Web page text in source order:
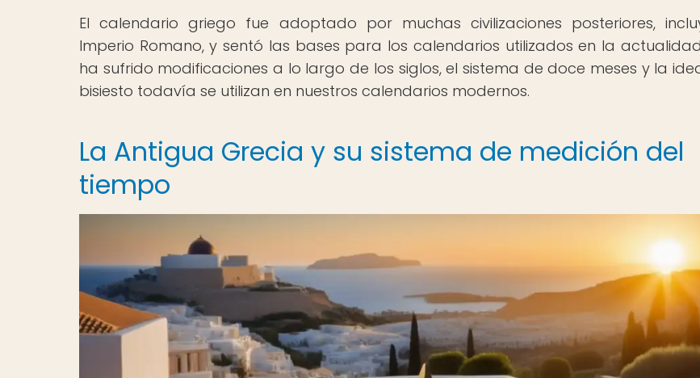
El calendario griego fue adoptado por muchas civilizaciones posteriores,
Imperio Romano, y sentó las bases para los calendarios utilizados en la
ha sufrido modificaciones a lo largo de los siglos, el sistema de doce meses y la
bisiesto todavía se utilizan en nuestros calendarios modernos.
La Antigua Grecia y su sistema de medición del
tiempo